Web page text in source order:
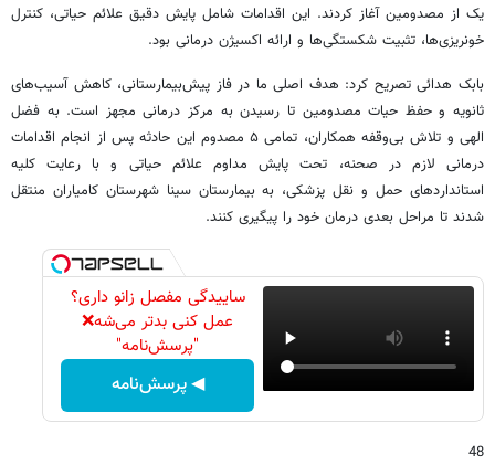
یک از مصدومین آغاز کردند. این اقدامات شامل پایش دقیق علائم حیاتی، کنترل
خونریزی‌ها، تثبیت شکستگی‌ها و ارائه اکسیژن درمانی بود.
بابک هدائی تصریح کرد: هدف اصلی ما در فاز پیش‌بیمارستانی، کاهش آسیب‌های
ثانویه و حفظ حیات مصدومین تا رسیدن به مرکز درمانی مجهز است. به فضل
الهی و تلاش بی‌وقفه همکاران، تمامی ۵ مصدوم این حادثه پس از انجام اقدامات
درمانی لازم در صحنه، تحت پایش مداوم علائم حیاتی و با رعایت کلیه
استانداردهای حمل و نقل پزشکی، به بیمارستان سینا شهرستان کامیاران منتقل
شدند تا مراحل بعدی درمان خود را پیگیری کنند.
ساییدگی مفصل زانو داری؟
عمل کنی بدتر می‌شه❌
"پرسش‌نامه"
◀ پرسش‌نامه
48